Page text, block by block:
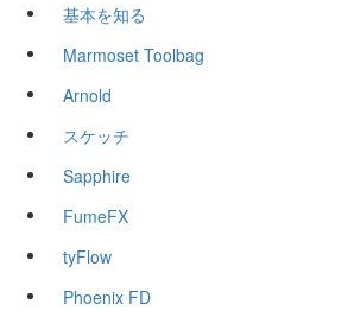
基本を知る
Marmoset Toolbag
Arnold
スケッチ
Sapphire
FumeFX
tyFlow
Phoenix FD